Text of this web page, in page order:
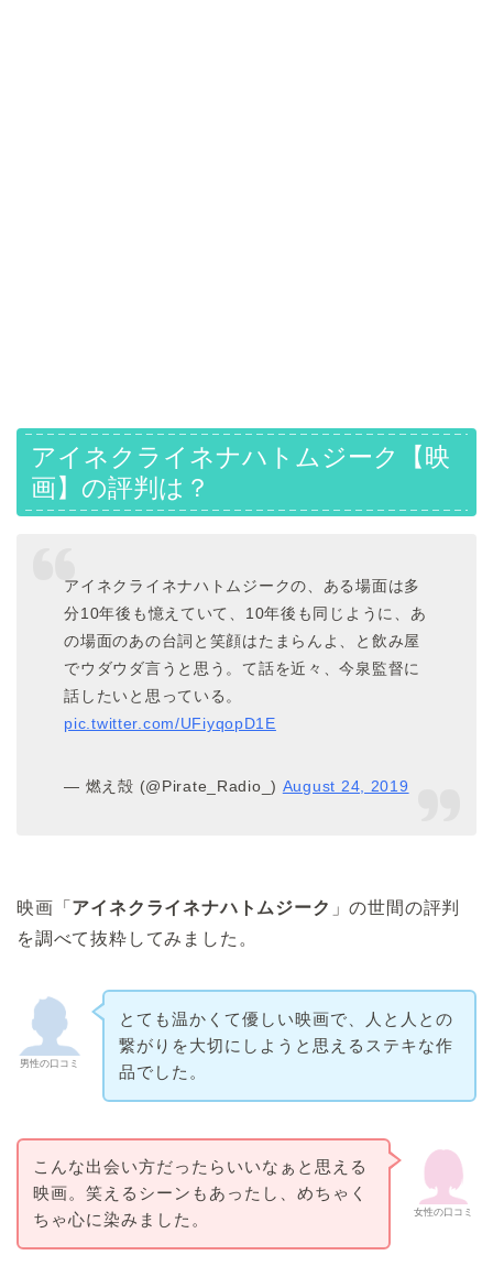
アイネクライネナハトムジーク
【映
画】の評判は？
アイネクライネナハトムジークの、ある場面は多
分10年後も憶えていて、10年後も同じように、あ
の場面のあの台詞と笑顔はたまらんよ、と飲み屋
でウダウダ言うと思う。て話を近々、今泉監督に
話したいと思っている。
pic.twitter.com/UFiyqopD1E
— 燃え殻 (@Pirate_Radio_) August 24, 2019
映画「 アイネクライネナハトムジーク 」の世間の評判
を調べて抜粋してみました。
男性の口コミ
とても温かくて優しい映画で、人と人との
繋がりを大切にしようと思えるステキな作
品でした。
女性の口コミ
こんな出会い方だったらいいなぁと思える
映画。笑えるシーンもあったし、めちゃく
ちゃ心に染みました。